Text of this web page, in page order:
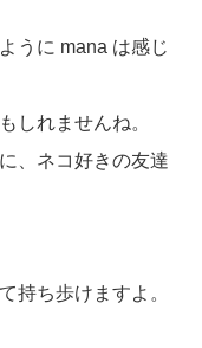
うに mana は感じ
しれませんね。
、ネコ好きの友達
持ち歩けますよ。